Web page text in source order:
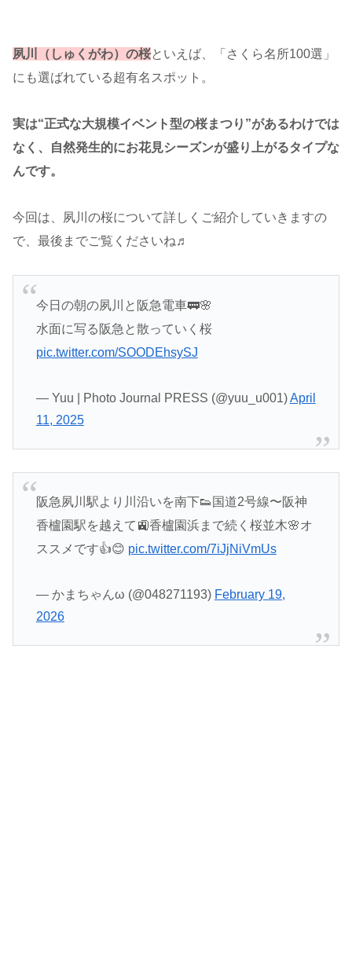
夙川（しゅくがわ）の桜といえば、「さくら名所100選」
にも選ばれている超有名スポット。
実は“正式な大規模イベント型の桜まつり”があるわけでは
なく、自然発生的にお花見シーズンが盛り上がるタイプな
んです。
今回は、夙川の桜について詳しくご紹介していきますの
で、最後までご覧くださいね♬
今日の朝の夙川と阪急電車🚃🌸
水面に写る阪急と散っていく桜
pic.twitter.com/SOODEhsySJ
— Yuu | Photo Journal PRESS (@yuu_u001)April
11, 2025
阪急夙川駅より川沿いを南下👟国道2号線〜阪神
香櫨園駅を越えて🚉香櫨園浜まで続く桜並木🌸オ
ススメです👍😊 pic.twitter.com/7iJjNiVmUs
— かまちゃんω (@048271193) February 19,
2026